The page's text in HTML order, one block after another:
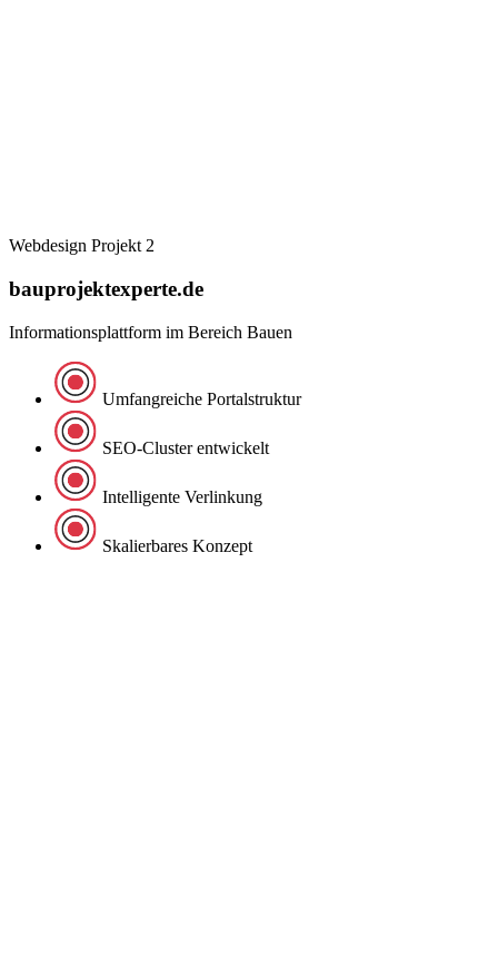
Webdesign Projekt 2
bauprojektexperte.de
Informationsplattform im Bereich Bauen
Umfangreiche Portalstruktur
SEO-Cluster entwickelt
Intelligente Verlinkung
Skalierbares Konzept